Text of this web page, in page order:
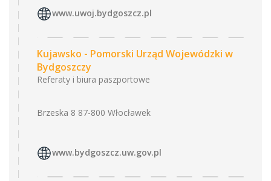
www.uwoj.bydgoszcz.pl
Kujawsko - Pomorski Urząd Wojewódzki w
Bydgoszczy
Referaty i biura paszportowe
Brzeska 8 87-800 Włocławek
www.bydgoszcz.uw.gov.pl